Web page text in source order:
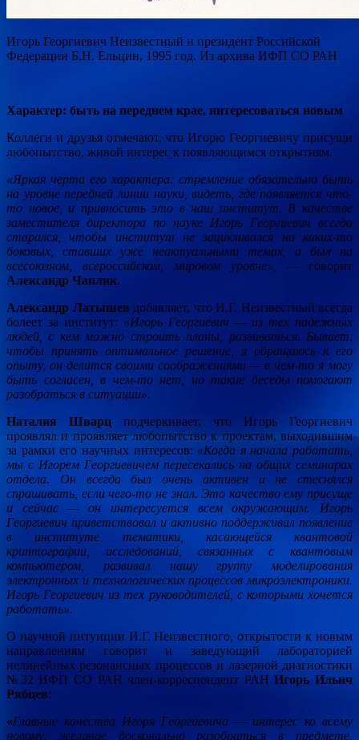
Игорь Георгиевич Неизвестный и президент Российской
Федерации Б.Н. Ельцин, 1995 год. Из архива ИФП СО РАН
Характер: быть на переднем крае, интересоваться новым
Коллеги и друзья отмечают, что Игорю Георгиевичу присущи
любопытство, живой интерес к появляющимся открытиям.
«Яркая черта его характера: стремление обязательно быть
на уровне передней линии науки, видеть, где появляется что-
то новое, и привносить это в наш институт. В качестве
заместителя директора по науке Игорь Георгиевич всегда
старался, чтобы институт не зацикливался на каких-то
боковых, ставших уже неактуальными темах, а был на
всесоюзном, всероссийском, мировом уровне», —говорит
Александр Чаплик.
Александр Латышев добавляет, что И.Г. Неизвестный всегда
болеет за институт: «Игорь Георгиевич — из тех надежных
людей, с кем можно строить планы, развиваться. Бывает,
чтобы принять оптимальное решение, я обращаюсь к его
опыту, он делится своими соображениями — в чем-то я могу
быть согласен, в чем-то нет, но такие беседы помогают
разобраться в ситуации».
Наталия Шварц подчеркивает, что Игорь Георгиевич
проявлял и проявляет любопытство к проектам, выходившим
за рамки его научных интересов: «Когда я начала работать,
мы с Игорем Георгиевичем пересекались на общих семинарах
отдела. Он всегда был очень активен и не стеснялся
спрашивать, если чего-то не знал. Это качество ему присуще
и сейчас — он интересуется всем окружающим. Игорь
Георгиевич приветствовал и активно поддерживал появление
в институте тематики, касающейся квантовой
криптографии, исследований, связанных с квантовым
компьютером, развивал нашу группу моделирования
электронных и технологических процессов микроэлектроники.
Игорь Георгиевич из тех руководителей, с которыми хочется
работать».
О научной интуиции И.Г. Неизвестного, открытости к новым
направлениям говорит и заведующий лабораторией
нелинейных резонансных процессов и лазерной диагностики
№32 ИФП СО РАН член-корреспондент РАН Игорь Ильич
Рябцев:
«Главные качества Игоря Георгиевича — интерес ко всему
новому, желание досконально разобраться в предмете,